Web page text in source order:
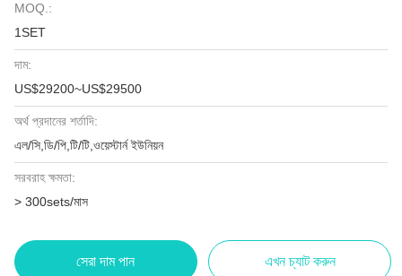
MOQ.:
1SET
দাম:
US$29200~US$29500
অর্থ প্রদানের শর্তাদি:
এল/সি,ডি/পি,টি/টি,ওয়েস্টার্ন ইউনিয়ন
সরবরাহ ক্ষমতা:
> 300sets/মাস
সেরা দাম পান এখন চ্যাট করুন